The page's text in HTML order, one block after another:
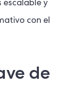
escalable y
con el
de